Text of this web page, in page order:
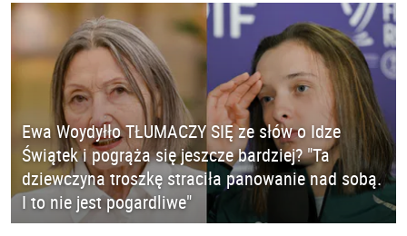
Ewa Woydyłło TŁUMACZY SIĘ ze słów o Idze
Świątek i pogrąża się jeszcze bardziej? "Ta
dziewczyna troszkę straciła panowanie nad sobą.
I to nie jest pogardliwe"